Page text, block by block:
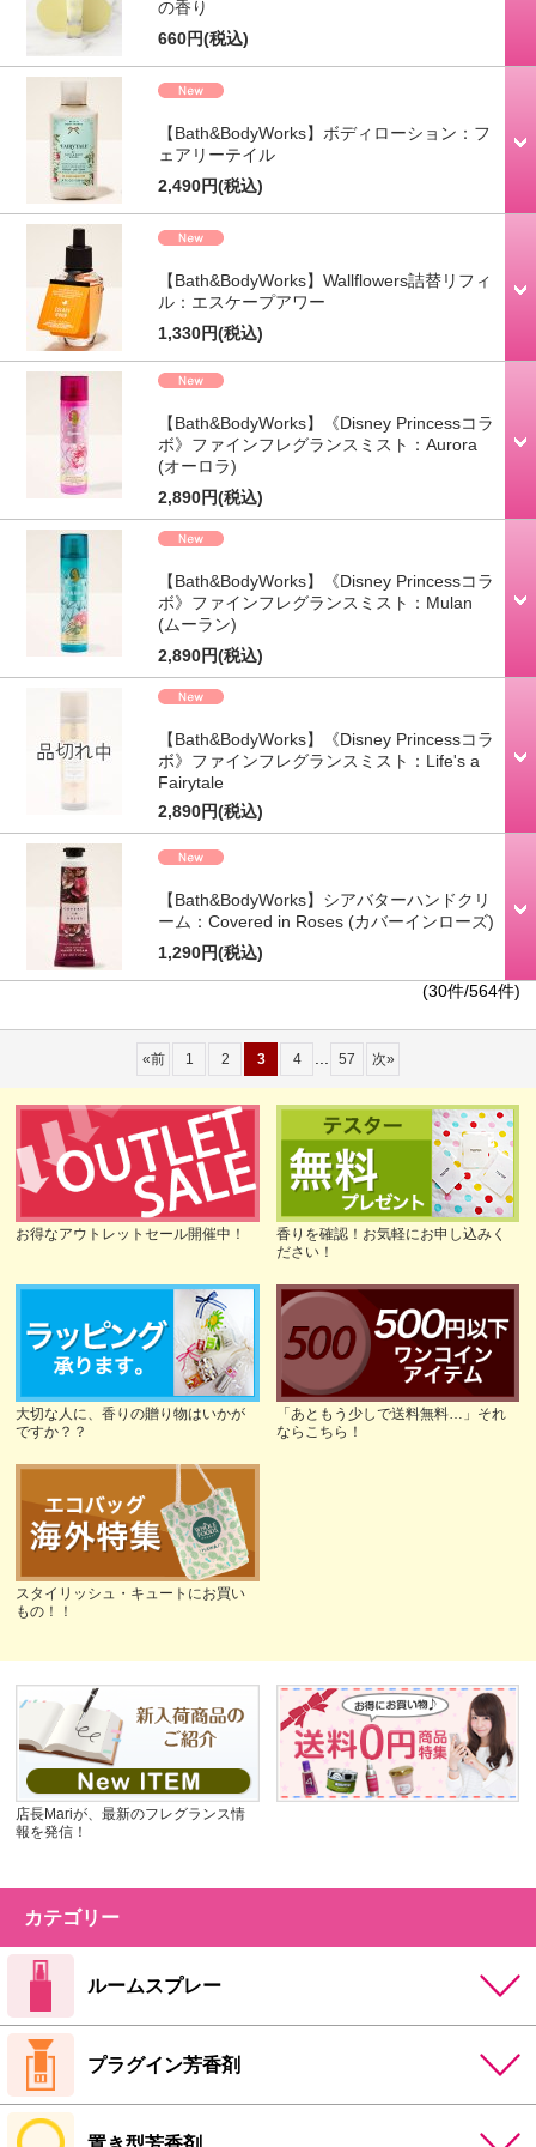
の香り
660円(税込)
【Bath&BodyWorks】ボディローション：フ
ェアリーテイル
2,490円(税込)
【Bath&BodyWorks】Wallflowers詰替リフィ
ル：エスケープアワー
1,330円(税込)
【Bath&BodyWorks】《Disney Princessコラ
ボ》ファインフレグランスミスト：Aurora
(オーロラ)
2,890円(税込)
【Bath&BodyWorks】《Disney Princessコラ
ボ》ファインフレグランスミスト：Mulan
(ムーラン)
2,890円(税込)
【Bath&BodyWorks】《Disney Princessコラ
ボ》ファインフレグランスミスト：Life's a
Fairytale
2,890円(税込)
【Bath&BodyWorks】シアバターハンドクリ
ーム：Covered in Roses (カバーインローズ)
1,290円(税込)
(30件/564件)
«前 1 2 3 4 ... 57 次»
お得なアウトレットセール開催中！
香りを確認！お気軽にお申し込みく
ださい！
大切な人に、香りの贈り物はいかが
ですか？？
「あともう少しで送料無料…」それ
ならこちら！
スタイリッシュ・キュートにお買い
もの！！
店長Mariが、最新のフレグランス情
報を発信！
カテゴリー
ルームスプレー
プラグイン芳香剤